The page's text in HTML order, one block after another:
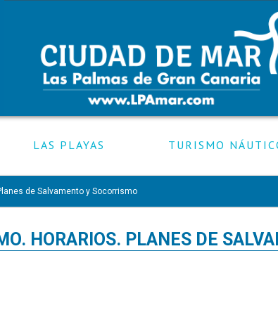
LAS PLAYAS TURISMO
de Salvamento y Socorrismo
HORARIOS. PLANES DE